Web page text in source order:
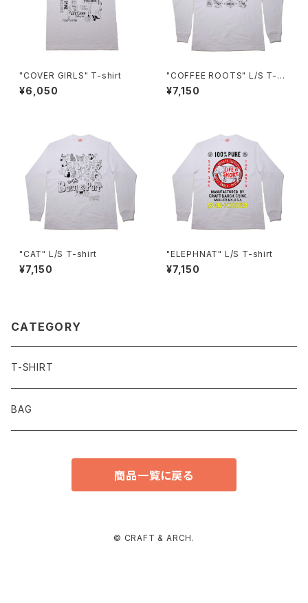
"COVER GIRLS" T-shirt
¥6,050
"COFFEE ROOTS" L/S T-sh
irt
¥7,150
"CAT" L/S T-shirt
¥7,150
"ELEPHNAT" L/S T-shirt
¥7,150
CATEGORY
T-SHIRT
BAG
商品一覧に戻る
© CRAFT & ARCH.